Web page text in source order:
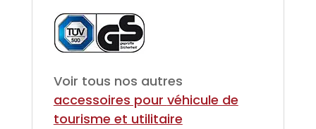
Voir tous nos autres
accessoires pour véhicule de
tourisme et utilitaire